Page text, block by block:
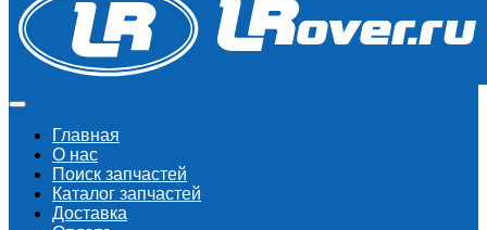
Главная
О нас
Поиск запчастeй
Каталог запчастей
Доставка